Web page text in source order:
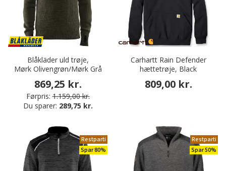
Blåkläder uld trøje,
Mørk Olivengrøn/Mørk Grå
869,25 kr.
Førpris: 1.159,00 kr.
Du sparer: 289,75 kr.
Carhartt Rain Defender
hættetrøje, Black
809,00 kr.
Restparti
Spar 80%
Restparti
Spar 50%